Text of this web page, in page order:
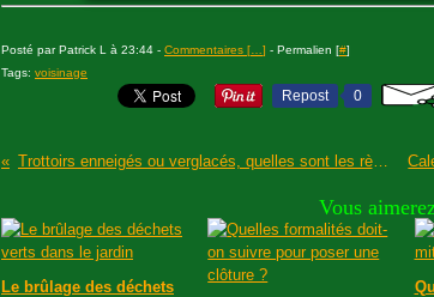
Posté par Patrick L à 23:44 - Commentaires [ ] - Permalien [#]
Tags: voisinage
Repost 0
Trottoirs enneigés ou verglacés, quelles sont les règles ?
Vous
Le brûlage des déchets